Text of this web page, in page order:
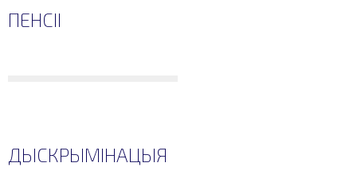
ПЕНСІІ
ДЫСКРЫМІНАЦЫЯ